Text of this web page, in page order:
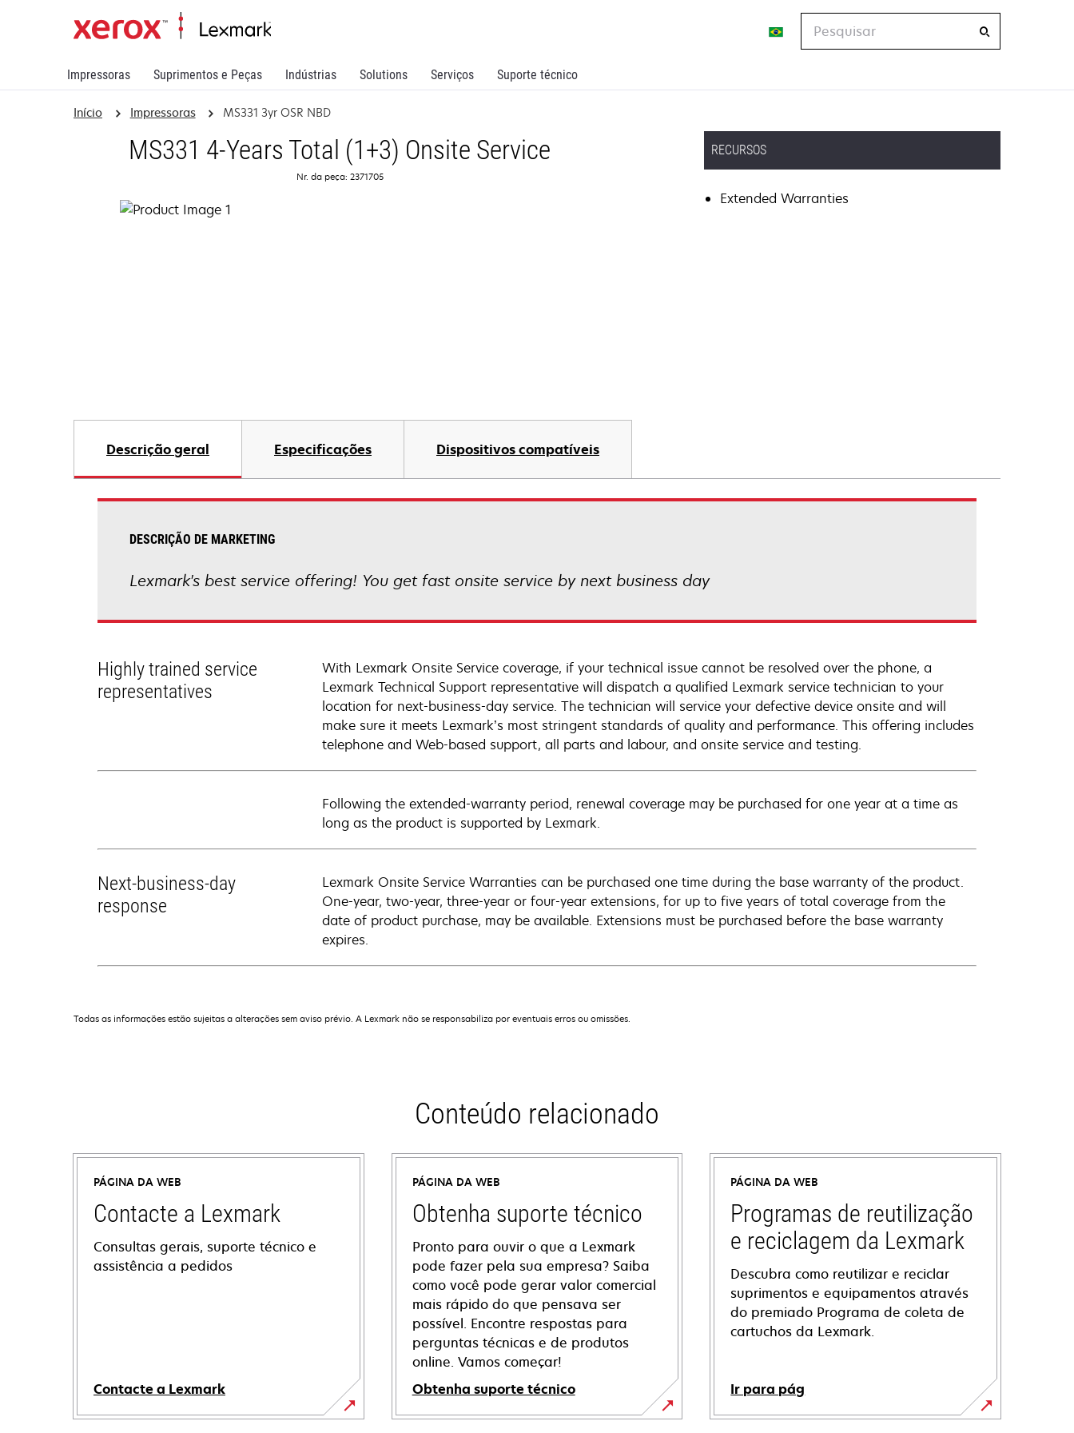
Impressoras Suprimentos e Peças Indústrias Solutions Serviços Suporte técnico
Início Impressoras MS331 3yr OSR NBD
MS331 4-Years Total (1+3) Onsite Service
Nr. da peça: 2371705
RECURSOS
Extended Warranties
Descrição geral Especificações Dispositivos compatíveis
DESCRIÇÃO DE MARKETING
Lexmark's best service offering! You get fast onsite service by next business day
Highly trained service
representatives
With Lexmark Onsite Service coverage, if your technical issue cannot be resolved over the phone, a
Lexmark Technical Support representative will dispatch a qualified Lexmark service technician to your
location for next-business-day service. The technician will service your defective device onsite and will
make sure it meets Lexmark’s most stringent standards of quality and performance. This offering includes
telephone and Web-based support, all parts and labour, and onsite service and testing.
Following the extended-warranty period, renewal coverage may be purchased for one year at a time as
long as the product is supported by Lexmark.
Next-business-day
response
Lexmark Onsite Service Warranties can be purchased one time during the base warranty of the product.
One-year, two-year, three-year or four-year extensions, for up to five years of total coverage from the
date of product purchase, may be available. Extensions must be purchased before the base warranty
expires.
Todas as informações estão sujeitas a alterações sem aviso prévio. A Lexmark não se responsabiliza por eventuais erros ou omissões.
Conteúdo relacionado
PÁGINA DA WEB
Contacte a Lexmark
Consultas gerais, suporte técnico e
assistência a pedidos
Contacte a Lexmark
PÁGINA DA WEB
Obtenha suporte técnico
Pronto para ouvir o que a Lexmark
pode fazer pela sua empresa? Saiba
como você pode gerar valor comercial
mais rápido do que pensava ser
possível. Encontre respostas para
perguntas técnicas e de produtos
online. Vamos começar!
Obtenha suporte técnico
abre
PÁGINA DA WEB
Programas de reutilização
e reciclagem da Lexmark
Descubra como reutilizar e reciclar
suprimentos e equipamentos através
do premiado Programa de coleta de
cartuchos da Lexmark.
Ir para pág